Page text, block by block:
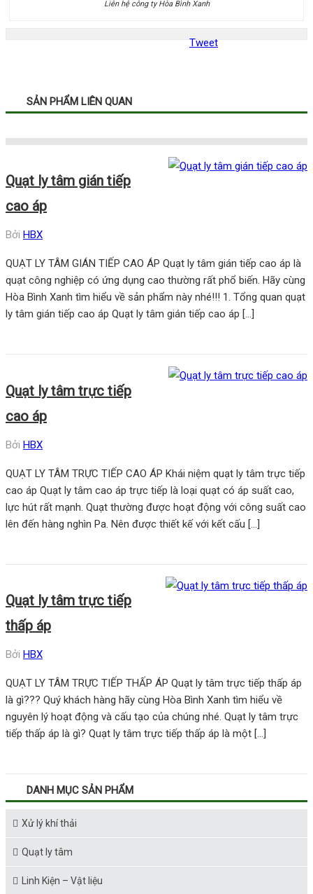
Liên hệ công ty Hòa Bình Xanh
Tweet
SẢN PHẨM LIÊN QUAN
Quạt ly tâm gián tiếp
cao áp
Bởi HBX
QUẠT LY TÂM GIÁN TIẾP CAO ÁP Quạt ly tâm gián tiếp cao áp là
quạt công nghiệp có ứng dụng cao thường rất phổ biến. Hãy cùng
Hòa Bình Xanh tìm hiểu về sản phẩm này nhé!!! 1. Tổng quan quạt
ly tâm gián tiếp cao áp Quạt ly tâm gián tiếp cao áp […]
Quạt ly tâm trực tiếp
cao áp
Bởi HBX
QUẠT LY TÂM TRỰC TIẾP CAO ÁP Khái niệm quạt ly tâm trực tiếp
cao áp Quạt ly tâm cao áp trực tiếp là loại quạt có áp suất cao,
lực hút rất mạnh. Quạt thường được hoạt động với công suất cao
lên đến hàng nghìn Pa. Nên được thiết kế với kết cấu […]
Quạt ly tâm trực tiếp
thấp áp
Bởi HBX
QUẠT LY TÂM TRỰC TIẾP THẤP ÁP Quạt ly tâm trực tiếp thấp áp
là gì??? Quý khách hàng hãy cùng Hòa Bình Xanh tìm hiểu về
nguyên lý hoạt động và cấu tạo của chúng nhé. Quạt ly tâm trực
tiếp thấp áp là gì? Quạt ly tâm trực tiếp thấp áp là một […]
DANH MỤC SẢN PHẨM
Xử lý khí thải
Quạt ly tâm
Linh Kiện – Vật liệu